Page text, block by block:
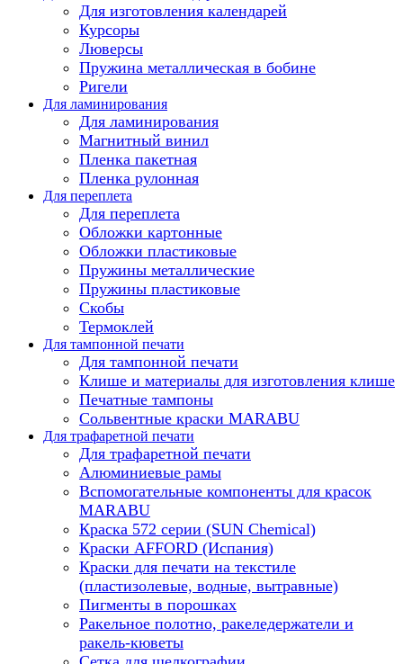
Для изготовления календарей
Курсоры
Люверсы
Пружина металлическая в бобине
Ригели
Для ламинирования
Для ламинирования
Магнитный винил
Пленка пакетная
Пленка рулонная
Для переплета
Для переплета
Обложки картонные
Обложки пластиковые
Пружины металлические
Пружины пластиковые
Скобы
Термоклей
Для тампонной печати
Для тампонной печати
Клише и материалы для изготовления клише
Печатные тампоны
Сольвентные краски MARABU
Для трафаретной печати
Для трафаретной печати
Алюминиевые рамы
Вспомогательные компоненты для красок
MARABU
Краска 572 серии (SUN Chemical)
Краски AFFORD (Испания)
Краски для печати на текстиле
(пластизолевые, водные, вытравные)
Пигменты в порошках
Ракельное полотно, ракеледержатели и
ракель-кюветы